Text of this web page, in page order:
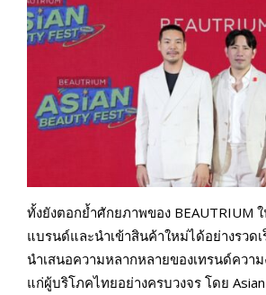
ทั้งยังตอกย้ำศักยภาพของ BEAUTRIUM
แบรนด์และนำเข้าสินค้าใหม่ได้อย่างรวด
นำเสนอความหลากหลายของเทรนด์ความ
แก่ผู้บริโภคไทยอย่างครบวงจร โดย